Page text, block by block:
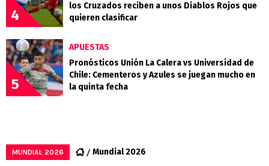
4
los Cruzados reciben a unos Diablos Rojos que
quieren clasificar
5
APUESTAS
Pronósticos Unión La Calera vs Universidad de
Chile: Cementeros y Azules se juegan mucho en
la quinta fecha
MUNDIAL 2026 Mundial 2026